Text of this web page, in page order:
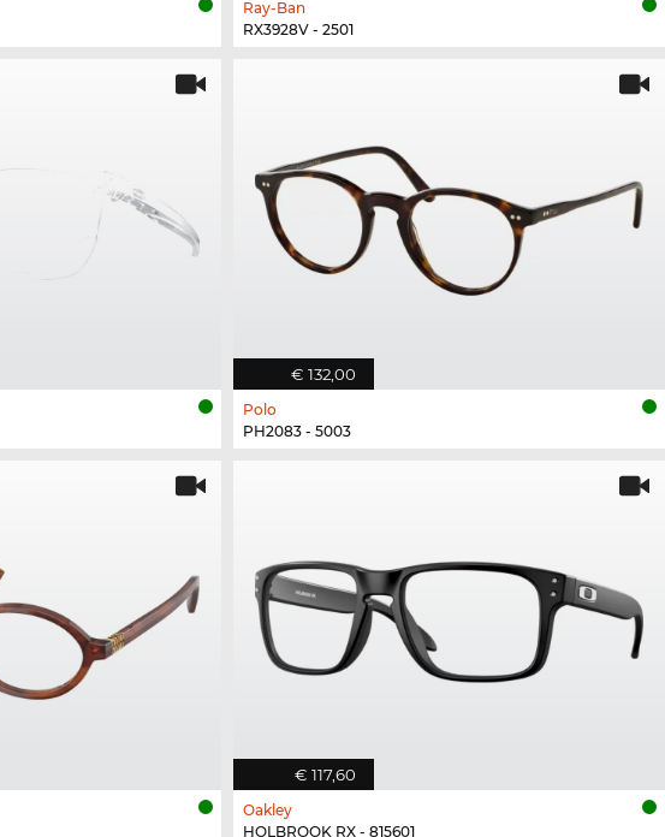
Ray-Ban
RX3928V - 2501
€ 132,00
Polo
PH2083 - 5003
€ 117,60
Oakley
HOLBROOK RX - 815601